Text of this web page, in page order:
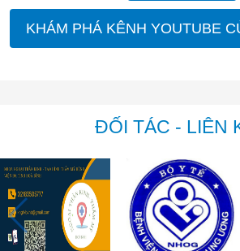
KHÁM PHÁ KÊNH YOUTUBE
ĐỐI TÁC - LIÊN